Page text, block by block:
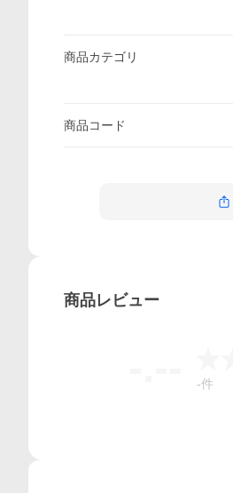
商品カテゴリ
商品コード
商品レビュー
-件